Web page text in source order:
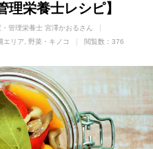
理栄養士レシピ】
管理栄養士 宮澤かおるさん
エリア 野菜・キノコ 閲覧数：376